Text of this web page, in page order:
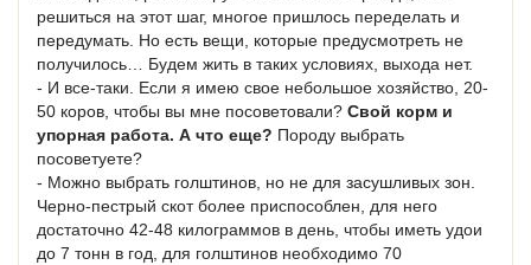
решиться на этот шаг, многое пришлось переделать и
передумать. Но есть вещи, которые предусмотреть не
получилось… Будем жить в таких условиях, выхода нет.
- И все-таки. Если я имею свое небольшое хозяйство, 20-
50 коров, чтобы вы мне посоветовали? Свой корм и
упорная работа. А что еще? Породу выбрать
посоветуете?
- Можно выбрать голштинов, но не для засушливых зон.
Черно-пестрый скот более приспособлен, для него
достаточно 42-48 килограммов в день, чтобы иметь удои
до 7 тонн в год, для голштинов необходимо 70